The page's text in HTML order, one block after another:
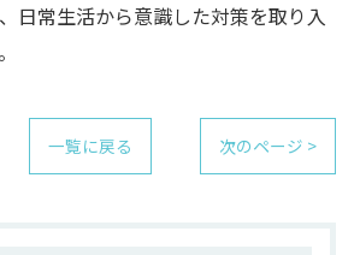
日常生活から意識した対策を取り入
一覧に戻る 次のページ >